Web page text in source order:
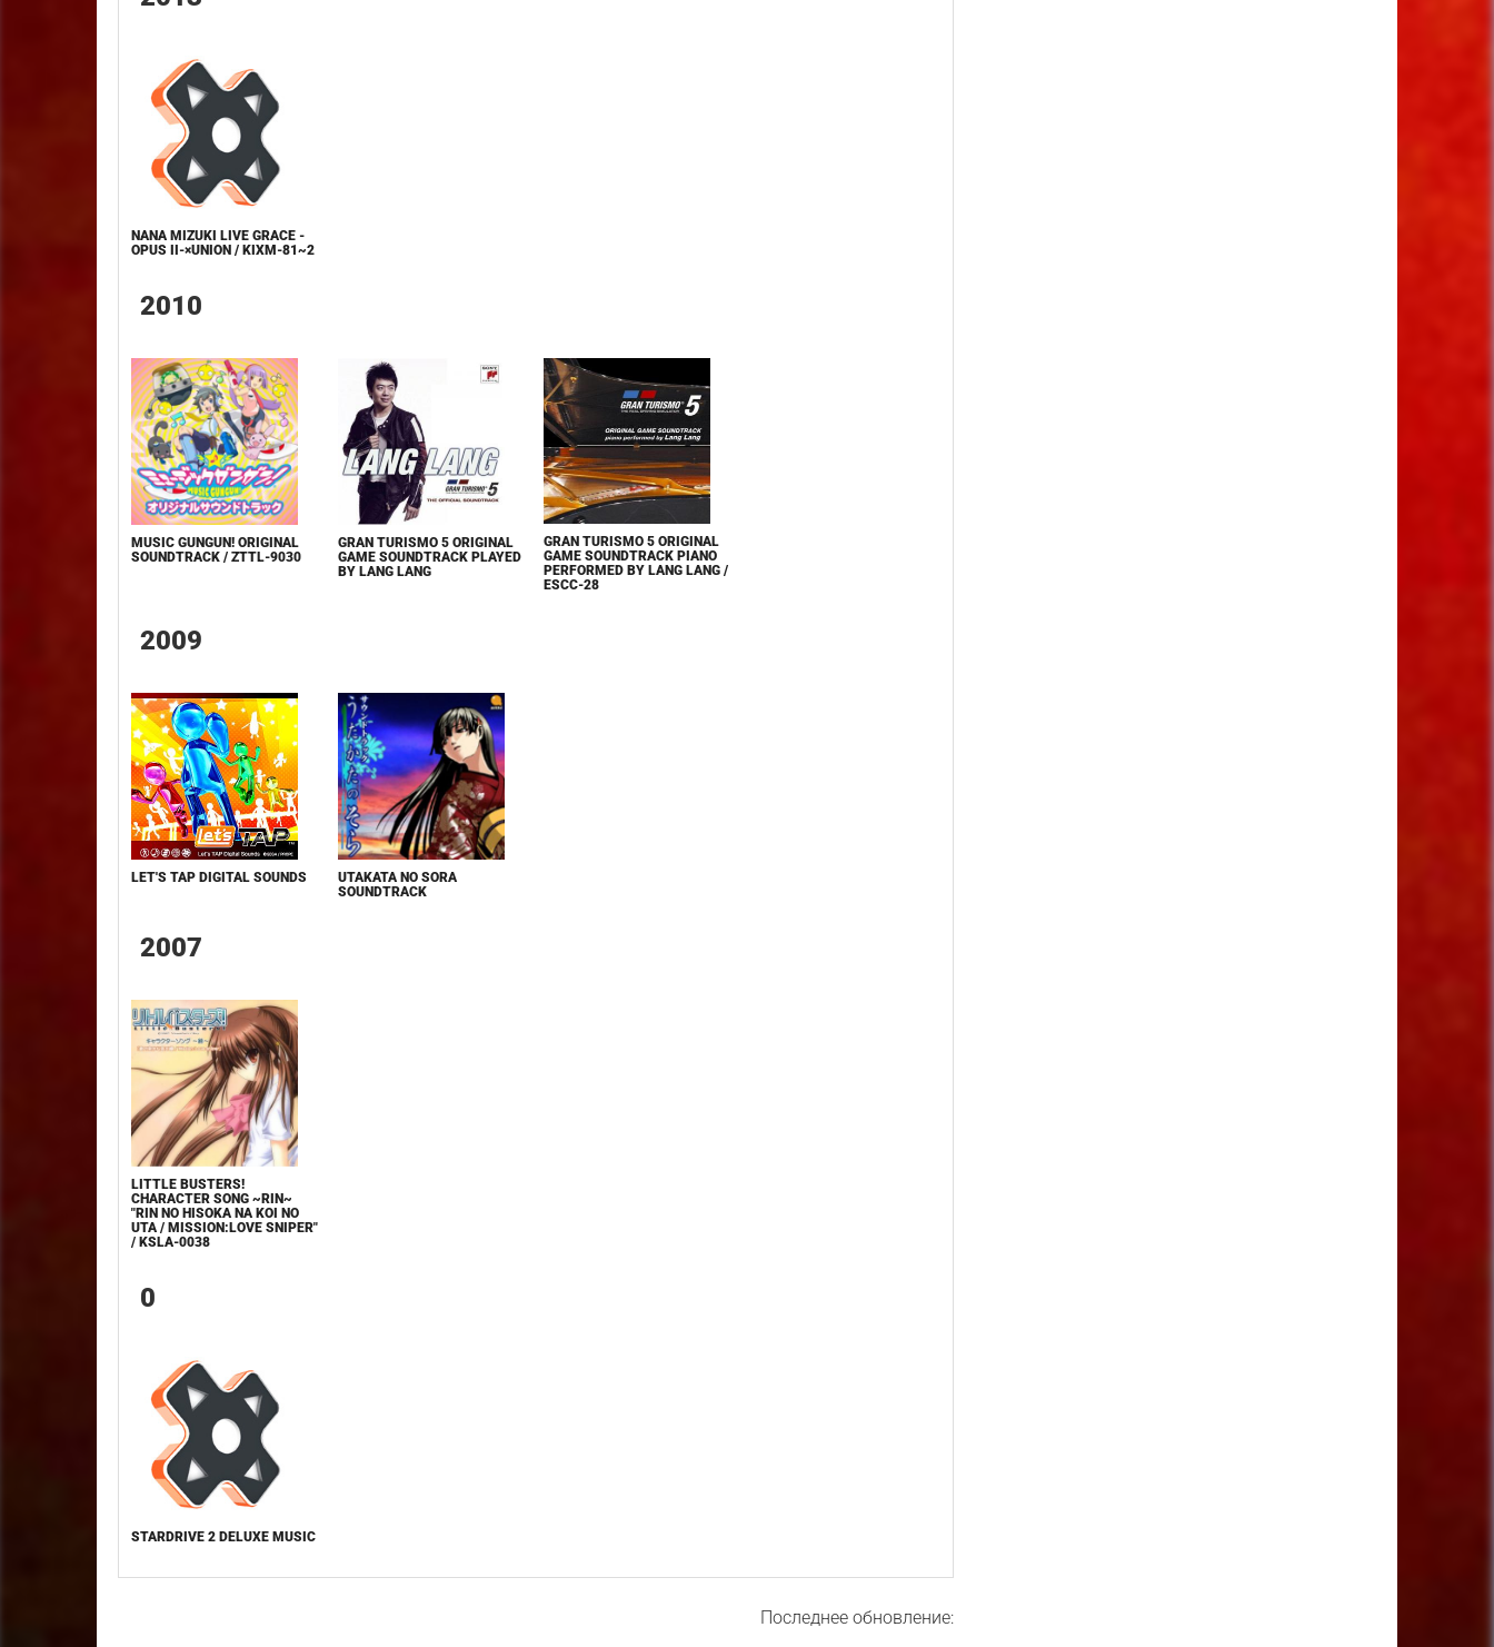
NANA MIZUKI LIVE GRACE -
OPUS II-×UNION / KIXM-81~2
2010
MUSIC GUNGUN! ORIGINAL
SOUNDTRACK / ZTTL-9030
GRAN TURISMO 5 ORIGINAL
GAME SOUNDTRACK PLAYED
BY LANG LANG
GRAN TURISMO 5 ORIGINAL
GAME SOUNDTRACK PIANO
PERFORMED BY LANG LANG /
ESCC-28
2009
LET'S TAP DIGITAL SOUNDS
UTAKATA NO SORA
SOUNDTRACK
2007
LITTLE BUSTERS!
CHARACTER SONG ~RIN~
"RIN NO HISOKA NA KOI NO
UTA / MISSION:LOVE SNIPER"
/ KSLA-0038
0
STARDRIVE 2 DELUXE MUSIC
Последнее обновление: